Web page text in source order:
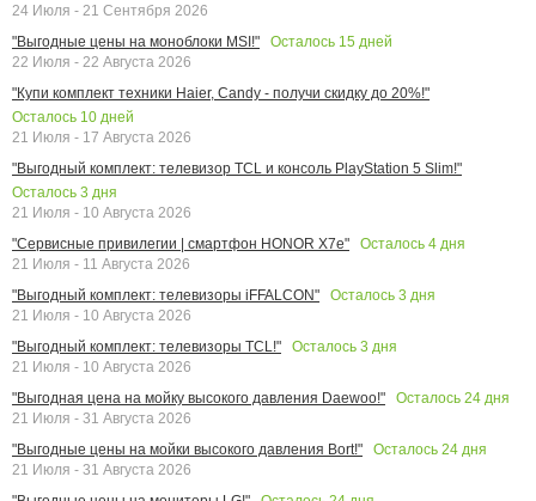
24 Июля - 21 Сентября 2026
"Выгодные цены на моноблоки MSI!"
Осталось 15 дней
22 Июля - 22 Августа 2026
"Купи комплект техники Haier, Candy - получи скидку до 20%!"
Осталось 10 дней
21 Июля - 17 Августа 2026
"Выгодный комплект: телевизор TCL и консоль PlayStation 5 Slim!"
Осталось 3 дня
21 Июля - 10 Августа 2026
"Сервисные привилегии | смартфон HONOR X7e"
Осталось 4 дня
21 Июля - 11 Августа 2026
"Выгодный комплект: телевизоры iFFALCON"
Осталось 3 дня
21 Июля - 10 Августа 2026
"Выгодный комплект: телевизоры TCL!"
Осталось 3 дня
21 Июля - 10 Августа 2026
"Выгодная цена на мойку высокого давления Daewoo!"
Осталось 24 дня
21 Июля - 31 Августа 2026
"Выгодные цены на мойки высокого давления Bort!"
Осталось 24 дня
21 Июля - 31 Августа 2026